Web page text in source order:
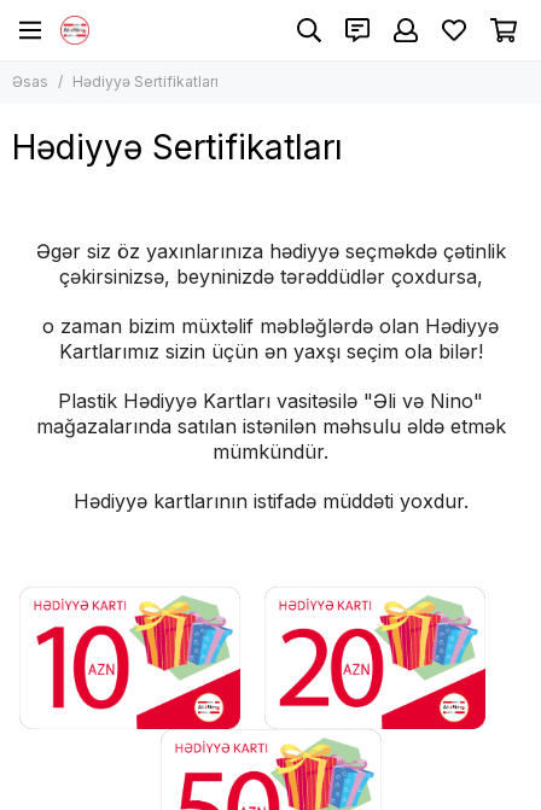
Əsas Hədiyyə Sertifikatları
Hədiyyə Sertifikatları
Əgər siz öz yaxınlarınıza hədiyyə seçməkdə çətinlik
çəkirsinizsə, beyninizdə tərəddüdlər çoxdursa,
o zaman bizim müxtəlif məbləğlərdə olan Hədiyyə
Kartlarımız sizin üçün ən yaxşı seçim ola bilər!
Plastik Hədiyyə Kartları vasitəsilə "Əli və Nino"
mağazalarında satılan istənilən məhsulu əldə etmək
mümkündür.
Hədiyyə kartlarının istifadə müddəti yoxdur.